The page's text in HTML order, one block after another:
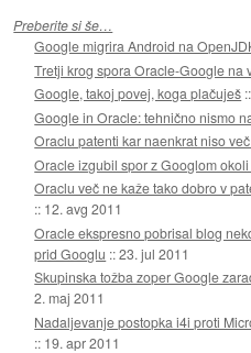
Preberite si še…
Google migrira Android na
Tretji krog spora Oracle-Google na
Google, takoj povej, koga plačuješ
Google in Oracle: tehnično nismo
Oraclu patenti kar naenkrat niso
Oracle izgubil spor z Googlom
Oraclu več ne kaže tako dobro v
:: 12. avg 2011
Oracle ekspresno pobrisal blog
prid Googlu ::23. jul 2011
Skupinska tožba zoper Google
2. maj 2011
Nadaljevanje postopka i4i proti
:: 19. apr 2011